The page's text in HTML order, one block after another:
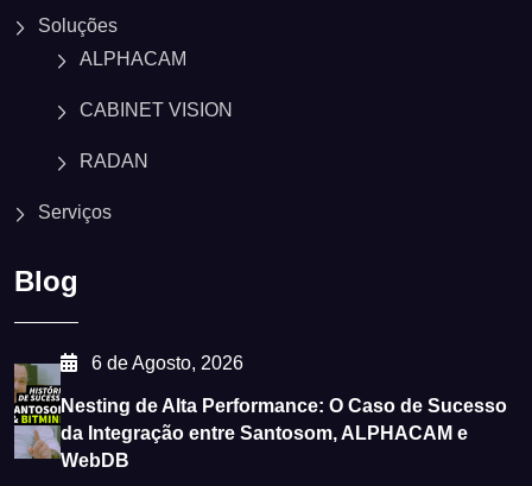
Soluções
ALPHACAM
CABINET VISION
RADAN
Serviços
Blog
6 de Agosto, 2026
Nesting de Alta Performance: O Caso de Sucesso
da Integração entre Santosom, ALPHACAM e
WebDB